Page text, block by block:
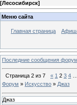
[Лесосибирск]
Меню сайта
Главная страница
Последние сообщения
Страница 2 из 7 « 1 2 3 4
Форум » Искусство » Джаз
Джаз